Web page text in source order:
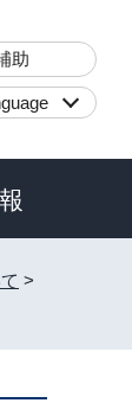
助
>